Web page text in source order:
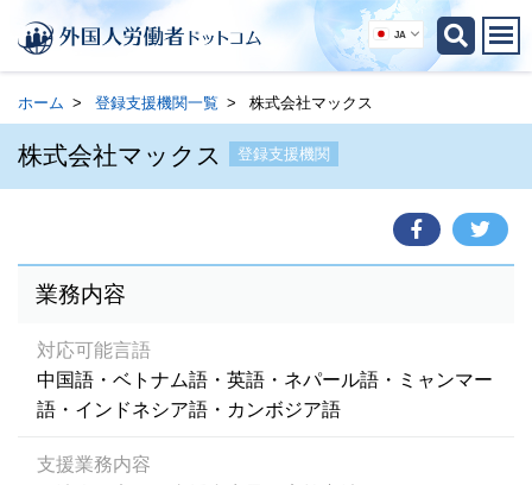
JA
ホーム 登録支援機関一覧 株式会社マックス
株式会社マックス 登録支援機関
業務内容
対応可能言語
中国語・ベトナム語・英語・ネパール語・ミャンマー
語・インドネシア語・カンボジア語
支援業務内容